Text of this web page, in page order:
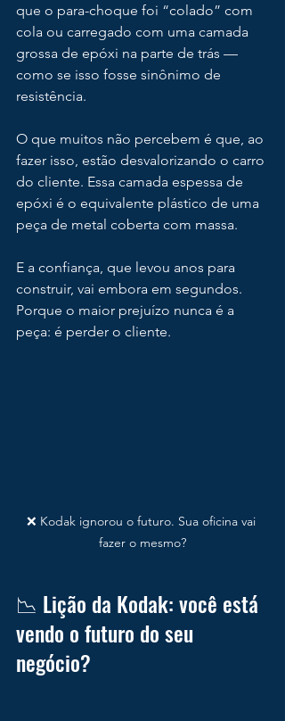
que o para-choque foi “colado” com
cola ou carregado com uma camada
grossa de epóxi na parte de trás —
como se isso fosse sinônimo de
resistência.
O que muitos não percebem é que, ao
fazer isso, estão desvalorizando o carro
do cliente. Essa camada espessa de
epóxi é o equivalente plástico de uma
peça de metal coberta com massa.
E a confiança, que levou anos para
construir, vai embora em segundos.
Porque o maior prejuízo nunca é a
peça: é perder o cliente.
❌ Kodak ignorou o futuro. Sua oficina vai
fazer o mesmo?
📉 Lição da Kodak: você está
vendo o futuro do seu
negócio?